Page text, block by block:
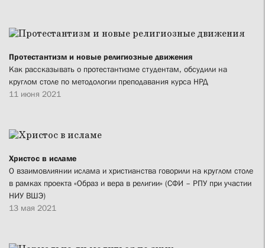
Протестантизм и новые религиозные движения
Как рассказывать о протестантизме студентам, обсудили на
круглом столе по методологии преподавания курса НРД
11 июня 2021
Христос в исламе
О взаимовлиянии ислама и христианства говорили на круглом столе
в рамках проекта «Образ и вера в религии» (СФИ – РПУ при участии
НИУ ВШЭ)
13 мая 2021